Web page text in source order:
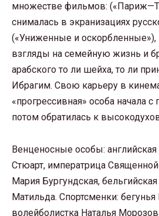
множестве фильмов:
снималась в экранизациях
(«Униженные и
взгляды на семейную жизнь и
арабского то ли шейха, то ли
Ибрагим. Свою карьеру в
«прогрессивная» особа начала
потом обратилась к
Венценосные особы:
Стюарт, императрица
Мария Бургундская,
Матильда. Спортсменки:
волейболистка Наталья